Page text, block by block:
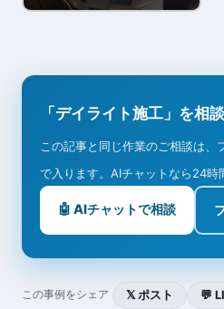
「デイライト施工」を相
この記事と同じ作業のご相談は、
で入ります。AIチャットなら24時
🤖 AIチャットで相談
この事例をシェア 𝕏 ポスト 💬